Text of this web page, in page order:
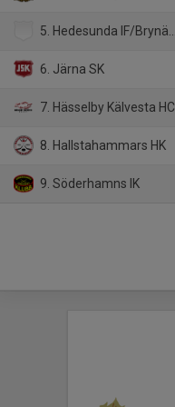
5. Hedesunda IF/Brynäs IF 2
6. Järna SK
7. Hässelby Kälvesta HC
8. Hallstahammars HK
9. Söderhamns IK